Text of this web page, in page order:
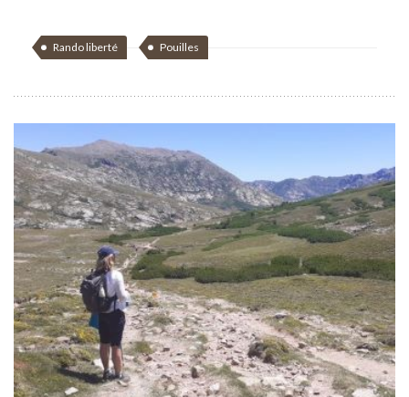
Rando liberté Pouilles